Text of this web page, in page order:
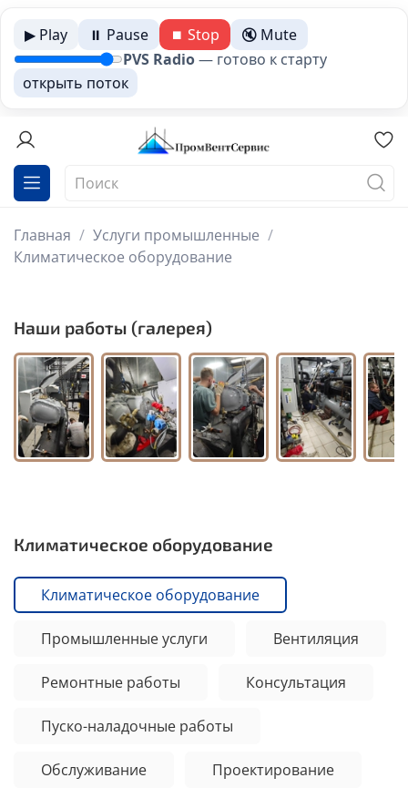
▶ Play ⏸ Pause ⏹ Stop
🔇 Mute
PVS Radio— готово к старту
открыть поток
Главная
Услуги промышленные
Климатическое оборудование
Наши работы (галерея)
Климатическое оборудование
Климатическое оборудование
Промышленные услуги Вентиляция
Ремонтные работы Консультация
Пуско-наладочные работы
Обслуживание Проектирование